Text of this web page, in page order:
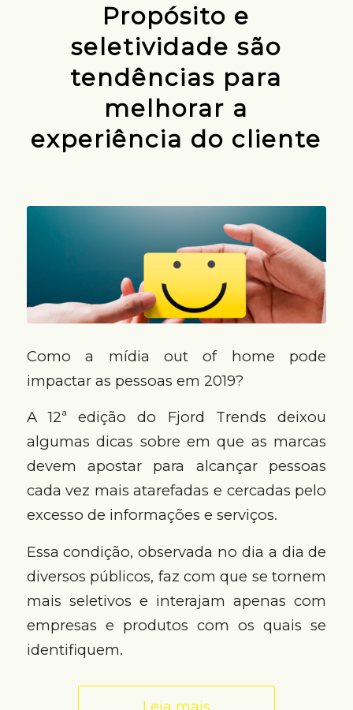
Propósito e
seletividade são
tendências para
melhorar a
experiência do cliente
Como a mídia out of home pode
impactar as pessoas em 2019?
A 12ª edição do Fjord Trends deixou
algumas dicas sobre em que as marcas
devem apostar para alcançar pessoas
cada vez mais atarefadas e cercadas pelo
excesso de informações e serviços.
Essa condição, observada no dia a dia de
diversos públicos, faz com que se tornem
mais seletivos e interajam apenas com
empresas e produtos com os quais se
identifiquem.
Leia mais